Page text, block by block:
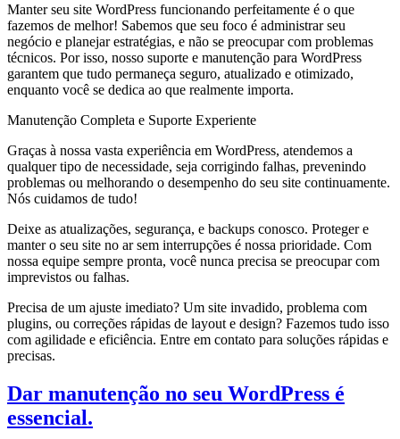
Manter seu site WordPress funcionando perfeitamente é o que
fazemos de melhor! Sabemos que seu foco é administrar seu
negócio e planejar estratégias, e não se preocupar com problemas
técnicos. Por isso, nosso suporte e manutenção para WordPress
garantem que tudo permaneça seguro, atualizado e otimizado,
enquanto você se dedica ao que realmente importa.
Manutenção Completa e Suporte Experiente
Graças à nossa vasta experiência em WordPress, atendemos a
qualquer tipo de necessidade, seja corrigindo falhas, prevenindo
problemas ou melhorando o desempenho do seu site continuamente.
Nós cuidamos de tudo!
Deixe as atualizações, segurança, e backups conosco. Proteger e
manter o seu site no ar sem interrupções é nossa prioridade. Com
nossa equipe sempre pronta, você nunca precisa se preocupar com
imprevistos ou falhas.
Precisa de um ajuste imediato? Um site invadido, problema com
plugins, ou correções rápidas de layout e design? Fazemos tudo isso
com agilidade e eficiência. Entre em contato para soluções rápidas e
precisas.
Dar manutenção no seu WordPress é
essencial.